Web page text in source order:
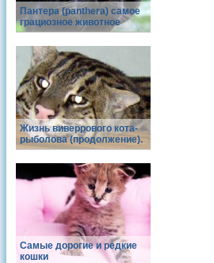
Пантера (panthera) самое
грациозное животное
Жизнь виверрового кота-
рыболова (продолжение).
Самые дорогие и редкие
кошки